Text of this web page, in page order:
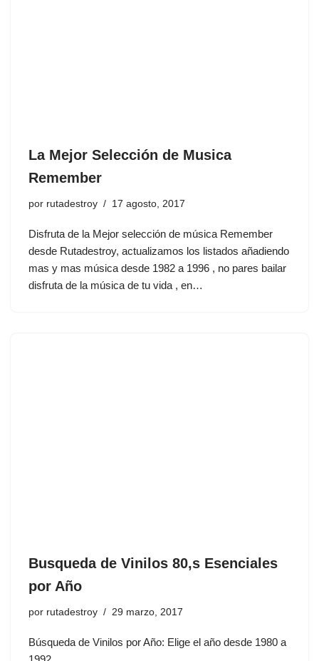
La Mejor Selección de Musica
Remember
por rutadestroy 17 agosto, 2017
Disfruta de la Mejor selección de música Remember
desde Rutadestroy, actualizamos los listados añadiendo
mas y mas música desde 1982 a 1996 , no pares bailar
disfruta de la música de tu vida , en…
Busqueda de Vinilos 80,s Esenciales
por Año
por rutadestroy 29 marzo, 2017
Búsqueda de Vinilos por Año: Elige el año desde 1980 a